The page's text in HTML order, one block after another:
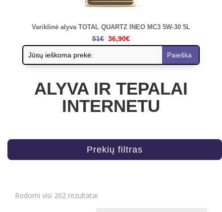
Variklinė alyva TOTAL QUARTZ INEO MC3 5W-30 5L
51€ 36,90€
ALYVA IR TEPALAI
INTERNETU
Prekių filtras
Rodomi visi 202 rezultatai